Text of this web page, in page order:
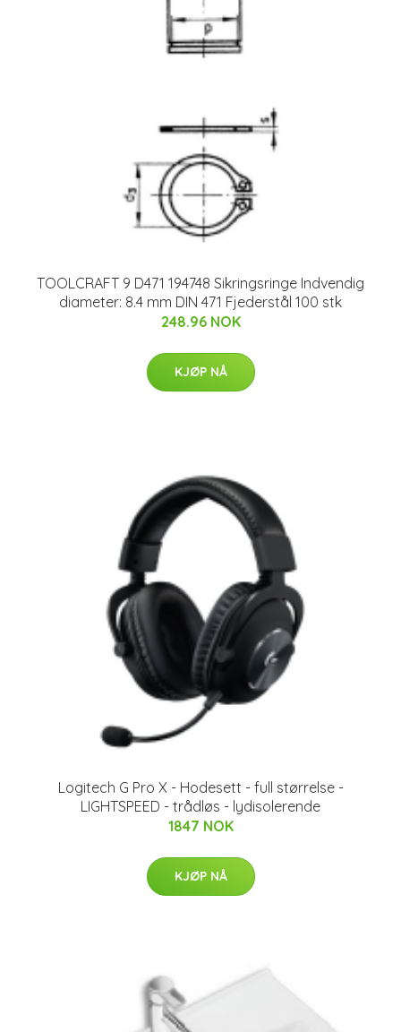
TOOLCRAFT 9 D471 194748 Sikringsringe Indvendig
diameter: 8.4 mm DIN 471 Fjederstål 100 stk
248.96 NOK
KJØP NÅ
Logitech G Pro X - Hodesett - full størrelse -
LIGHTSPEED - trådløs - lydisolerende
1847 NOK
KJØP NÅ